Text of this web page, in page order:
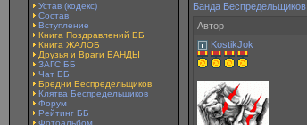
Устав (кодекс)
Состав
Вступление
Книга Поздравлений ББ
Книга ЖАЛОБ
Друзья и Враги БАНДЫ
ЗАГС ББ
Чат ББ
Бредни Беспредельщиков
Клятва Беспредельщиков
Форум
Рейтинг ББ
Фотоальбом
Банда Беспредельщиков
Автор
KostikJok